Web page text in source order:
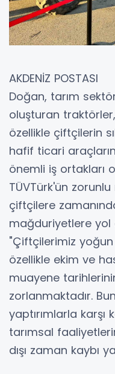
AKDENİZ POSTASI
Doğan, tarım
oluşturan
özellikle çiftçilerin
hafif ticari
önemli iş ortakları
TÜVTürk'ün
çiftçilere
mağduriyetlere yol
"Çiftçilerimiz
özellikle ekim ve
muayene
zorlanmaktadır.
yaptırımlarla
tarımsal
dışı zaman kaybı